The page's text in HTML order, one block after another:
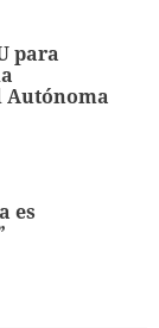
para
Autónoma
es